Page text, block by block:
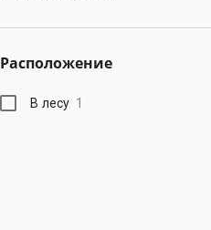
Расположение
В лесу 1